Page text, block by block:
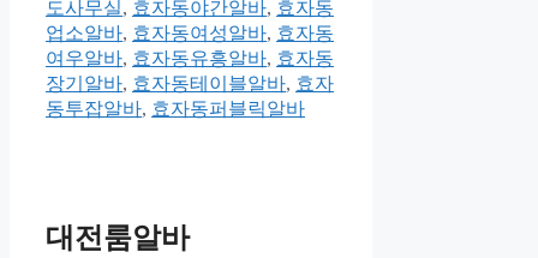
도사무실, 효자동야간알바, 효자동
업소알바, 효자동여성알바, 효자동
여우알바, 효자동유흥알바, 효자동
장기알바, 효자동테이블알바, 효자
동투잡알바, 효자동퍼블릭알바
대전룸알바